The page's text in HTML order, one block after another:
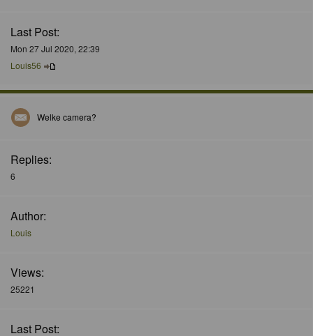
Last Post:
Mon 27 Jul 2020, 22:39
Louis56
Welke camera?
Replies:
6
Author:
Louis
Views:
25221
Last Post: